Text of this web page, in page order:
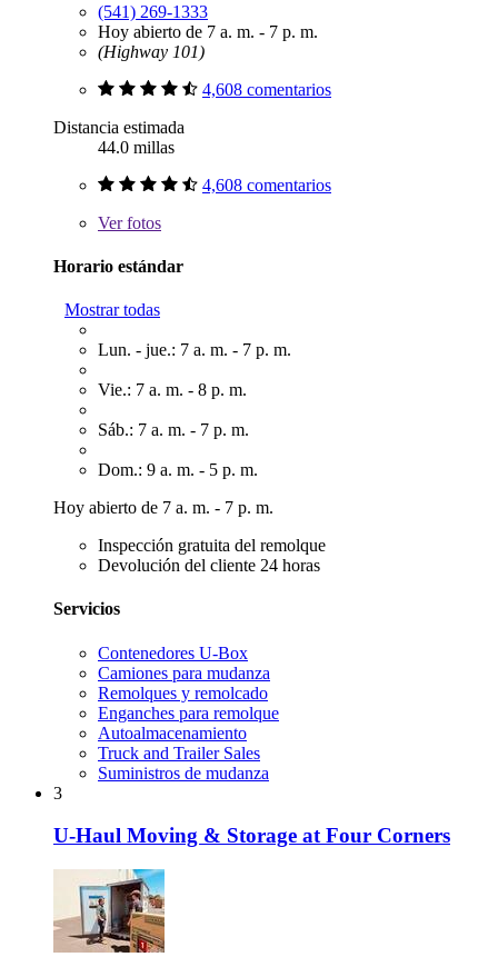
(541) 269-1333
Hoy abierto de 7 a. m. - 7 p. m.
(Highway 101)
4,608 comentarios
Distancia estimada
44.0 millas
4,608 comentarios
Verfotos
Horario estándar
Mostrar todas
Lun. - jue.: 7 a. m. - 7 p. m.
Vie.: 7 a. m. - 8 p. m.
Sáb.: 7 a. m. - 7 p. m.
Dom.: 9 a. m. - 5 p. m.
Hoy abierto de 7 a. m. - 7 p. m.
Inspección gratuita del remolque
Devolución del cliente 24 horas
Servicios
Contenedores U-Box
Camiones para mudanza
Remolques y remolcado
Enganches para remolque
Autoalmacenamiento
Truck and Trailer Sales
Suministros de mudanza
3
U-Haul Moving & Storage at Four Corners